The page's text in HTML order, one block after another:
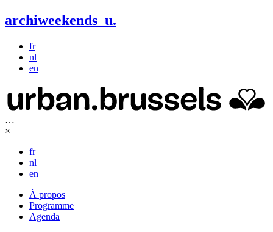
archiweekends u.
fr
nl
en
…
×
fr
nl
en
À propos
Programme
Agenda